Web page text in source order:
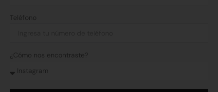
Teléfono
¿Cómo nos encontraste?